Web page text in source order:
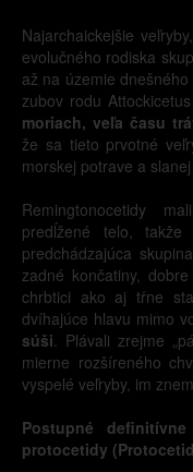
Najarchaickejšie
evolučného rodiska
až na územie
zubov rodu
moriach, veľa času
že sa tieto prvotné
morskej potrave a
Remingtonocetidy
predĺžené telo,
predchádzajúca
zadné končatiny,
chrbtici ako aj tŕne
dvíhajúce hlavu mimo
súši. Plávali zrejme
mierne rozšíreného
vyspelé veľryby, im
Postupné
protocetidy